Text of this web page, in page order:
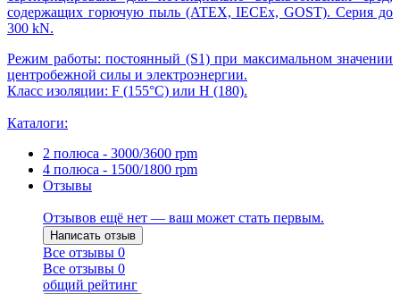
содержащих горючую пыль (ATEX, IECEx, GOST). Серия до
300 kN.
Режим работы: постоянный (S1) при максимальном значении
центробежной силы и электроэнергии.
Класс изоляции: F (155°С) или Н (180).
Каталоги:
2 полюса - 3000/3600 rpm
4 полюса - 1500/1800 rpm
Отзывы
Отзывов ещё нет — ваш может стать первым.
Написать отзыв
Все отзывы 0
Все отзывы 0
общий рейтинг